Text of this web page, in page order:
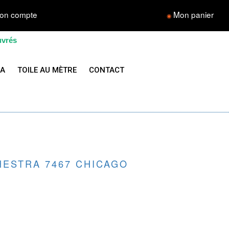
compte ◉ Mon panier
TOILE AU MÈTRE CONTACT
7467 CHICAGO